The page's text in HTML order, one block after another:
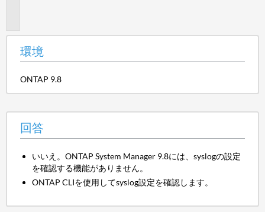
環境
ONTAP 9.8
回答
いいえ。ONTAP System Manager 9.8には、syslogの設定
を確認する機能がありません。
ONTAP CLIを使用してsyslog設定を確認します。